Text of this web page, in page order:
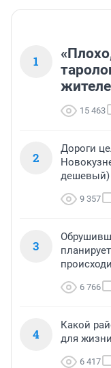
1
15 463
2
Дороги
дешевый)
9 357
3
6 766
4
Какой
для
6 417